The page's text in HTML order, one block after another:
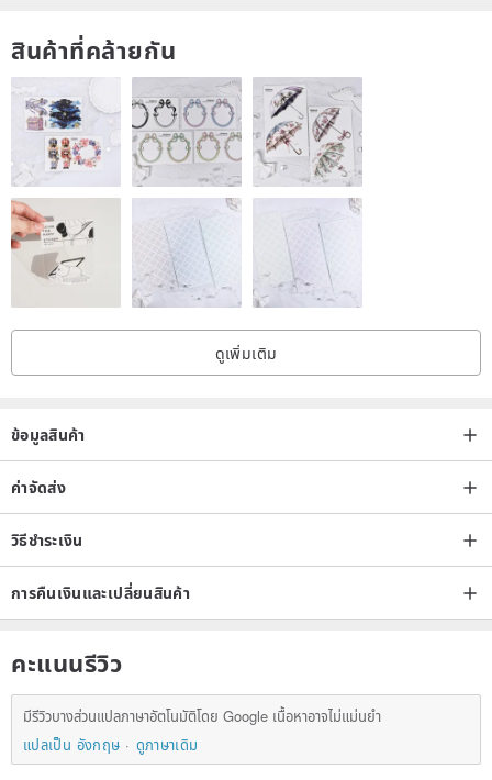
drying, you may iron at a low temperature with a towel placed
underneath (avoid direct sunlight).
★ The items we select are delicate, artisanal pieces, especially our
cashmere products, which require gentle handling. Fingernails,
jewelry, and metal zippers or Velcro on bags and clothing can easily
snag the fine fibers, so please be mindful. While cashmere is
known for its lightness and softness, our wool items are crafted for
durability. We select fine wools, such as virgin wool and lamb's
wool, or use boiled wool techniques, ensuring a softer, more skin-
friendly feel than standard wool. As these are personal items,
returns or exchanges are not possible. We want everyone to
สินค้าที่คล้ายกัน
ดูเพิ่มเติม
ข้อมูลสินค้า
ค่าจัดส่ง
วิธีชำระเงิน
การคืนเงินและเปลี่ยนสินค้า
คะแนนรีวิว
มีรีวิวบางส่วนแปลภาษาอัตโนมัติโดย Google เนื้อหาอาจไม่แม่นยำ
แปลเป็น อังกฤษ
ดูภาษาเดิม